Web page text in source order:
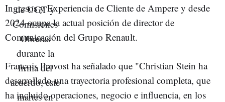
Ingresos y Experiencia de Cliente de Ampere y desde
2024 ocupa la actual posición de director de
Comunicación del Grupo Renault.
François Provost ha señalado que "Christian Stein ha
desarrollado una trayectoria profesional completa, que
ha incluido operaciones, negocio e influencia, en los